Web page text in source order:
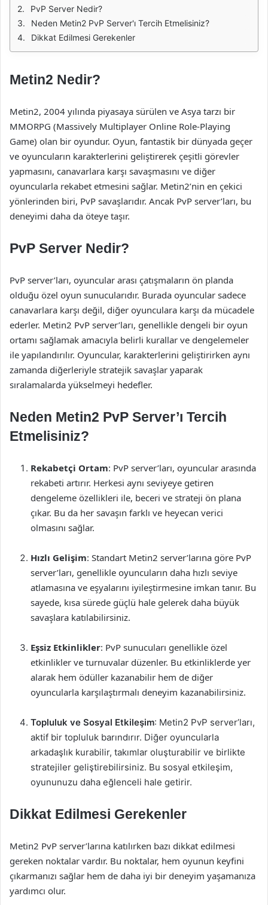
PvP Server Nedir?
Neden Metin2 PvP Server'ı Tercih Etmelisiniz?
Dikkat Edilmesi Gerekenler
Metin2 Nedir?
Metin2, 2004 yılında piyasaya sürülen ve Asya tarzı bir
MMORPG (Massively Multiplayer Online Role-Playing
Game) olan bir oyundur. Oyun, fantastik bir dünyada geçer
ve oyuncuların karakterlerini geliştirerek çeşitli görevler
yapmasını, canavarlara karşı savaşmasını ve diğer
oyuncularla rekabet etmesini sağlar. Metin2’nin en çekici
yönlerinden biri, PvP savaşlarıdır. Ancak PvP server’ları, bu
deneyimi daha da öteye taşır.
PvP Server Nedir?
PvP server’ları, oyuncular arası çatışmaların ön planda
olduğu özel oyun sunucularıdır. Burada oyuncular sadece
canavarlara karşı değil, diğer oyunculara karşı da mücadele
ederler. Metin2 PvP server’ları, genellikle dengeli bir oyun
ortamı sağlamak amacıyla belirli kurallar ve dengelemeler
ile yapılandırılır. Oyuncular, karakterlerini geliştirirken aynı
zamanda diğerleriyle stratejik savaşlar yaparak
sıralamalarda yükselmeyi hedefler.
Neden Metin2 PvP Server’ı Tercih
Etmelisiniz?
Rekabetçi Ortam: PvP server’ları, oyuncular arasında
rekabeti artırır. Herkesi aynı seviyeye getiren
dengeleme özellikleri ile, beceri ve strateji ön plana
çıkar. Bu da her savaşın farklı ve heyecan verici
olmasını sağlar.
Hızlı Gelişim: Standart Metin2 server’larına göre PvP
server’ları, genellikle oyuncuların daha hızlı seviye
atlamasına ve eşyalarını iyileştirmesine imkan tanır. Bu
sayede, kısa sürede güçlü hale gelerek daha büyük
savaşlara katılabilirsiniz.
Eşsiz Etkinlikler: PvP sunucuları genellikle özel
etkinlikler ve turnuvalar düzenler. Bu etkinliklerde yer
alarak hem ödüller kazanabilir hem de diğer
oyuncularla karşılaştırmalı deneyim kazanabilirsiniz.
Topluluk ve Sosyal Etkileşim: Metin2 PvP server’ları,
aktif bir topluluk barındırır. Diğer oyuncularla
arkadaşlık kurabilir, takımlar oluşturabilir ve birlikte
stratejiler geliştirebilirsiniz. Bu sosyal etkileşim,
oyununuzu daha eğlenceli hale getirir.
Dikkat Edilmesi Gerekenler
Metin2 PvP server’larına katılırken bazı dikkat edilmesi
gereken noktalar vardır. Bu noktalar, hem oyunun keyfini
çıkarmanızı sağlar hem de daha iyi bir deneyim yaşamanıza
yardımcı olur.